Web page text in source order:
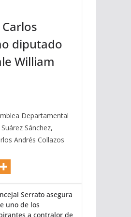
i
b
a
j
o
a
diputado
William
Departamental
Sánchez,
Andrés Collazos
Serrato asegura
uno de los
a contralor de